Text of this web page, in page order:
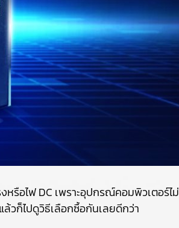
รือไฟ DC เพราะอุปกรณ์คอมพิวเตอร์ไม่
ล้วก็ไปดูวิธีเลือกซื้อกันเลยดีกว่า